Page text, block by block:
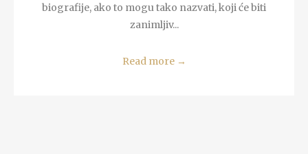
biografije, ako to mogu tako nazvati, koji će biti
zanimljiv...
Read more →